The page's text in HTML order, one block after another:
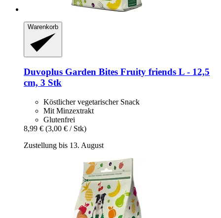
Warenkorb
Duvoplus Garden Bites Fruity friends L -​ 12,5
cm, 3 Stk
Köstlicher vegetarischer Snack
Mit Minzextrakt
Glutenfrei
8,99 € (3,00 € / Stk)
Zustellung bis 13. August